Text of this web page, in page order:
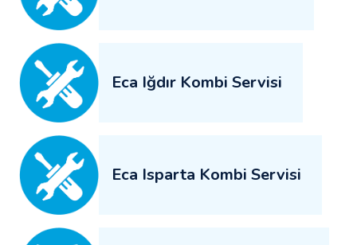
Eca Iğdır Kombi Servisi
Eca Isparta Kombi Servisi